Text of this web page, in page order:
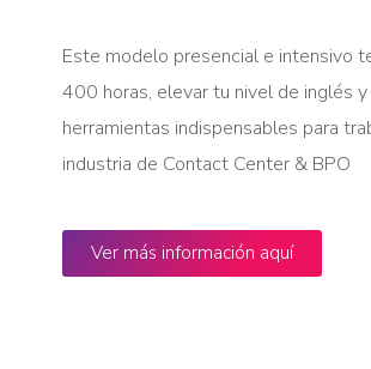
Este modelo presencial e intensivo
400 horas, elevar tu nivel de inglés
herramientas indispensables para
industria de Contact Center & BPO
Ver más información aquí